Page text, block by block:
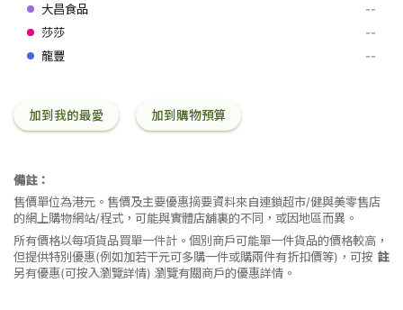
升
--
--
--
加到我的最愛 加到購物預算
備註：
售價單位為港元。售價及主要優惠摘要資料來自連鎖超市/健與美零售店
的網上購物網站/程式，可能與實體店舖裏的不同，或因地區而異。
所有價格以每項貨品買單一件計。個別商戶可能單一件貨品的價格較高，
但提供特別優惠(例如加若干元可多購一件或購兩件有折扣價等)，可按 註
另有優惠(可按入瀏覽詳情)瀏覽有關商戶的優惠詳情。